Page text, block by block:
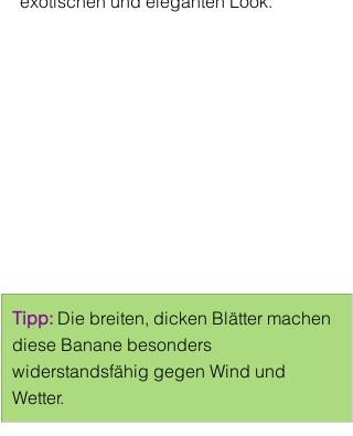
Tipp: Die breiten, dicken Blätter machen
diese Banane besonders
widerstandsfähig gegen Wind und
Wetter.